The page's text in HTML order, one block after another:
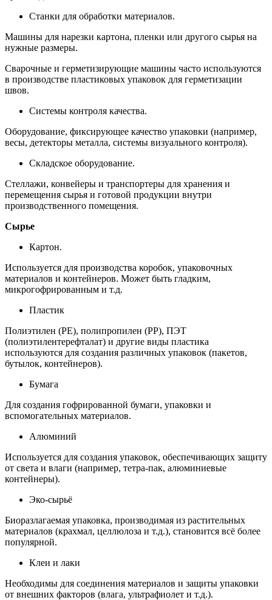
Станки для обработки материалов.
Машины для нарезки картона, пленки или другого сырья на
нужные размеры.
Сварочные и герметизирующие машины часто используются
в производстве пластиковых упаковок для герметизации
швов.
Системы контроля качества.
Оборудование, фиксирующее качество упаковки (например,
весы, детекторы металла, системы визуального контроля).
Складское оборудование.
Стеллажи, конвейеры и транспортеры для хранения и
перемещения сырья и готовой продукции внутри
производственного помещения.
Сырье
Картон.
Используется для производства коробок, упаковочных
материалов и контейнеров. Может быть гладким,
микрогофрированным и т.д.
Пластик
Полиэтилен (PE), полипропилен (PP), ПЭТ
(полиэтилентерефталат) и другие виды пластика
используются для создания различных упаковок (пакетов,
бутылок, контейнеров).
Бумага
Для создания гофрированной бумаги, упаковки и
вспомогательных материалов.
Алюминий
Используется для создания упаковок, обеспечивающих защиту
от света и влаги (например, тетра-пак, алюминиевые
контейнеры).
Эко-сырьё
Биоразлагаемая упаковка, производимая из растительных
материалов (крахмал, целлюлоза и т.д.), становится всё более
популярной.
Клеи и лаки
Необходимы для соединения материалов и защиты упаковки
от внешних факторов (влага, ультрафиолет и т.д.).